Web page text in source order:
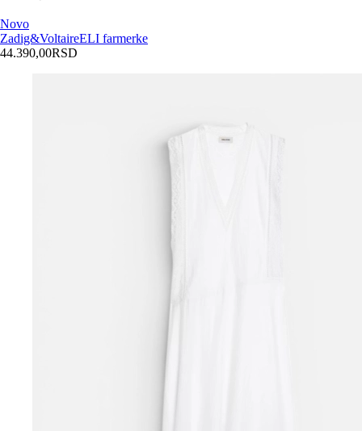
Novo
Zadig&VoltaireELI farmerke
44.390,00RSD